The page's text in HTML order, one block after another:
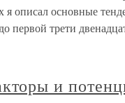
я описал основные
первой трети
и